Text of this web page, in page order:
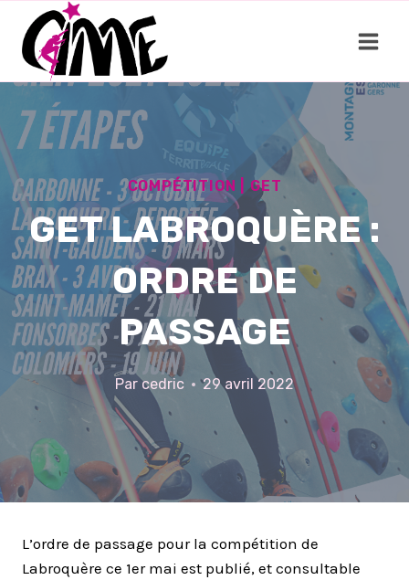
contenu
COMPÉTITION |GET
GET LABROQUÈRE :
ORDRE DE
PASSAGE
Parcedric 29 avril 2022
L’ordre de passage pour la compétition de
Labroquère ce 1er mai est publié, et consultable